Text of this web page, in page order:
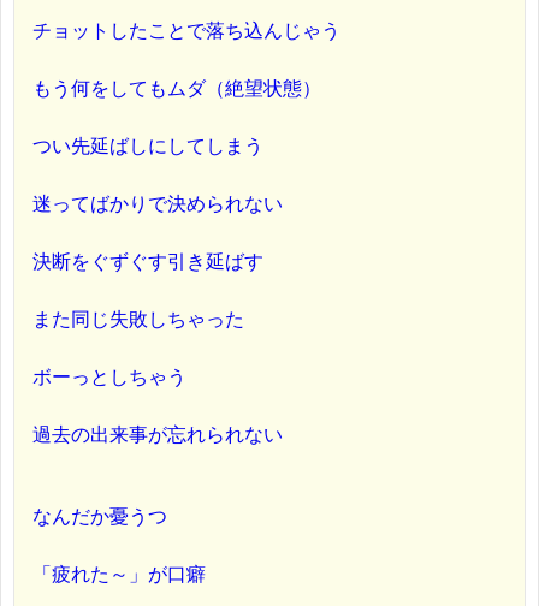
チョットしたことで落ち込んじゃう
もう何をしてもムダ（絶望状態）
つい先延ばしにしてしまう
迷ってばかりで決められない
決断をぐずぐす引き延ばす
また同じ失敗しちゃった
ボーっとしちゃう
過去の出来事が忘れられない
なんだか憂うつ
「疲れた～」が口癖